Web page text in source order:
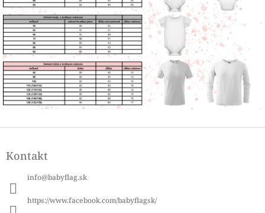
Z
pKontakt
info@babyflag.sk
https://www.facebook.com/babyflagsk/